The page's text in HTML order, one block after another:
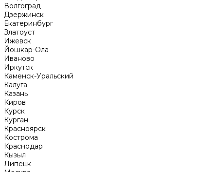
Волгоград
Дзержинск
Екатеринбург
Златоуст
Ижевск
Йошкар-Ола
Иваново
Иркутск
Каменск-Уральский
Калуга
Казань
Киров
Курск
Курган
Красноярск
Кострома
Краснодар
Кызыл
Липецк